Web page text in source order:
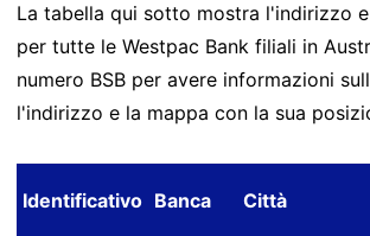
La tabella qui sotto mostra l'indirizzo
per tutte le Westpac Bank filiali in
numero BSB per avere informazioni
l'indirizzo e la mappa con la sua
Identificativo Banca Città